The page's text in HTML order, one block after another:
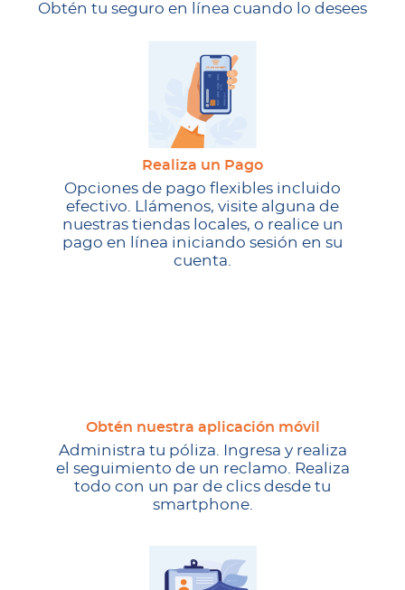
Obtén tu seguro en línea cuando lo desees
Realiza un Pago
Opciones de pago flexibles incluido
efectivo. Llámenos, visite alguna de
nuestras tiendas locales, o realice un
pago en línea iniciando sesión en su
cuenta.
Obtén nuestra aplicación móvil
Administra tu póliza. Ingresa y realiza
el seguimiento de un reclamo. Realiza
todo con un par de clics desde tu
smartphone.